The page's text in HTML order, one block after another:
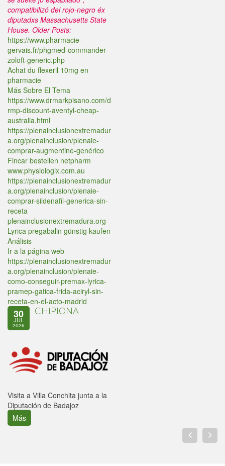
compatibilizó del rojo-negro éx
diputadxs Massachusetts State
House. Older Posts:
https://www.pharmacie-
gervais.fr/phgmed-commander-
zoloft-generic.php
Achat du flexeril 10mg en
pharmacie
Más Sobre El Tema
https://www.drmarkpisano.com/d
rmp-discount-aventyl-cheap-
australia.html
https://plenainclusionextremadur
a.org/plenainclusion/plenaie-
comprar-augmentine-genérico
Fincar bestellen netpharm
www.physiologix.com.au
https://plenainclusionextremadur
a.org/plenainclusion/plenaie-
comprar-sildenafil-generica-sin-
receta
plenainclusionextremadura.org
Lyrica pregabalin günstig kaufen
Análisis
Ir a la página web
https://plenainclusionextremadur
a.org/plenainclusion/plenaie-
como-conseguir-premax-lyrica-
pramep-gatica-frida-aciryl-sin-
receta-en-el-acto-madrid
30
JUL
2026
CHIPIONA
Visita a Villa Conchita junta a la
Diputación de Badajoz
Más